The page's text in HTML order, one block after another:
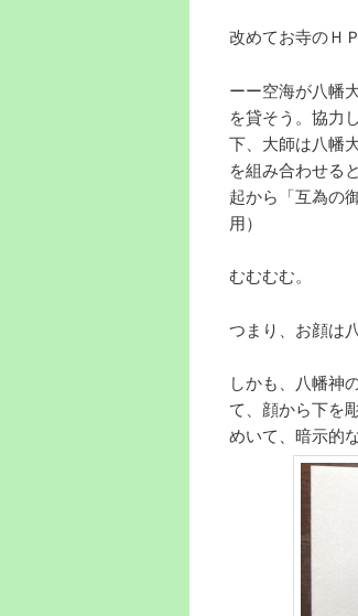
改めてお寺のＨ
ーー空海が八幡
を貸そう。協力
下、大師は八幡
を組み合わせる
起から「互為の
用）
むむむむ。
つまり、お顔は
しかも、八幡神
て、顔から下を
めいて、暗示的